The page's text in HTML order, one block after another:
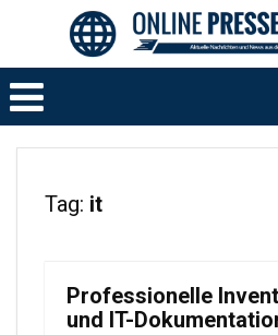
Tag: it
Professionelle
und IT-